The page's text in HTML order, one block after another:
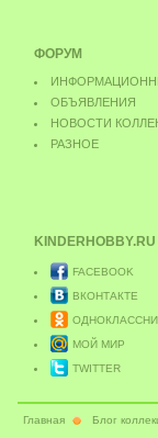
ФОРУМ
ОБЪЯВЛЕНИЯ
НОВОСТИ
РАЗНОЕ
KINDERHOBBY.RU
FACEBOOK
ВКОНТАКТЕ
МОЙ МИР
TWITTER
Главная Блог